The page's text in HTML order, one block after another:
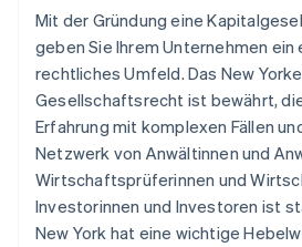
Mit der Gründung eine
geben Sie Ihrem Unternehmen
rechtliches Umfeld. Das New
Gesellschaftsrecht ist bewährt,
Erfahrung mit komplexen Fällen
Netzwerk von Anwältinnen und
Wirtschaftsprüferinnen und
Investorinnen und Investoren ist
New York hat eine wichtige